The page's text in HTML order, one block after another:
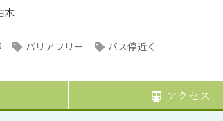
木
バリアフリー バス停近く
アクセス